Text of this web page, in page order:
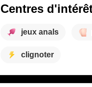
Centres
jeux anals
clignoter